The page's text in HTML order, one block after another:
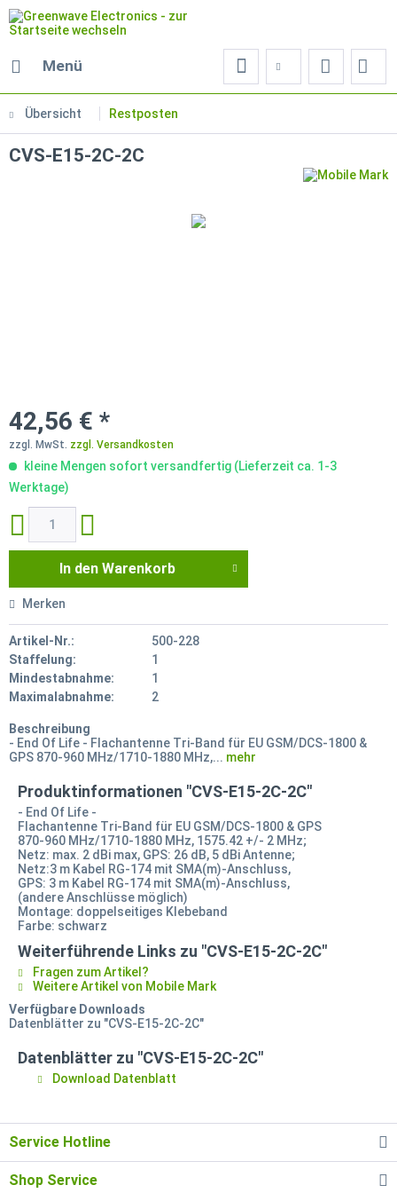
Menü
Übersicht Restposten
CVS-E15-2C-2C
42,56 € *
zzgl. MwSt. zzgl. Versandkosten
kleine Mengen sofort versandfertig (Lieferzeit ca. 1-3
Werktage)
In den Warenkorb
Merken
Artikel-Nr.:
500-228
Staffelung:
1
Mindestabnahme:
1
Maximalabnahme:
2
Beschreibung
- End Of Life - Flachantenne Tri-Band für EU GSM/DCS-1800 &
GPS 870-960 MHz/1710-1880 MHz,... mehr
Produktinformationen "CVS-E15-2C-2C"
- End Of Life -
Flachantenne Tri-Band für EU GSM/DCS-1800 & GPS
870-960 MHz/1710-1880 MHz, 1575.42 +/- 2 MHz;
Netz: max. 2 dBi max, GPS: 26 dB, 5 dBi Antenne;
Netz:3 m Kabel RG-174 mit SMA(m)-Anschluss,
GPS: 3 m Kabel RG-174 mit SMA(m)-Anschluss,
(andere Anschlüsse möglich)
Montage: doppelseitiges Klebeband
Farbe: schwarz
Weiterführende Links zu "CVS-E15-2C-2C"
Fragen zum Artikel?
Weitere Artikel von Mobile Mark
Verfügbare Downloads
Datenblätter zu "CVS-E15-2C-2C"
Datenblätter zu "CVS-E15-2C-2C"
Download Datenblatt
Service Hotline
Shop Service